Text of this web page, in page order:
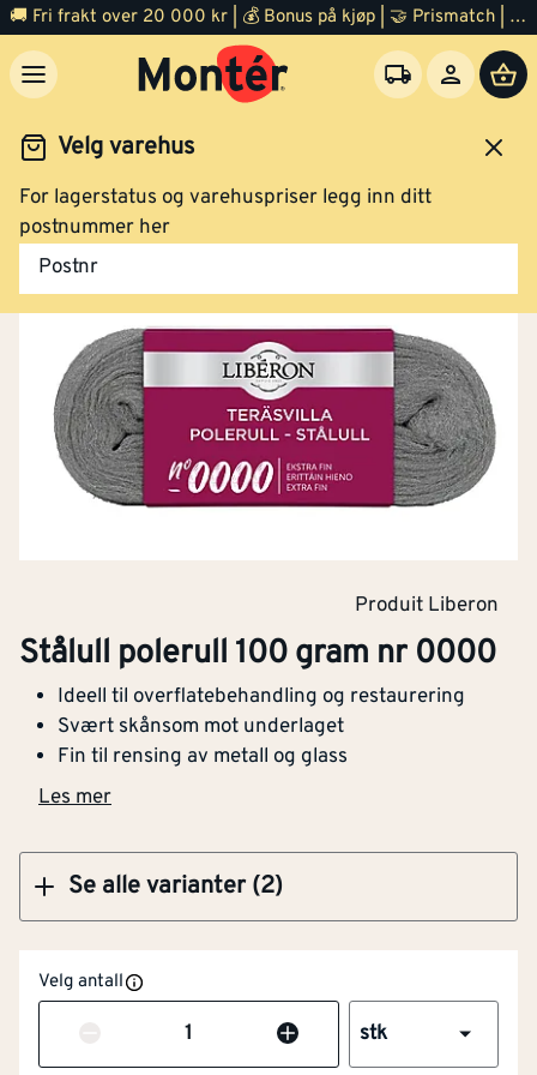
🚚 Fri frakt over 20 000 kr | 💰 Bonus på kjøp | 🤝 Prismatch | ⭐ 100% fornøyd garanti | 🏪 140 byggevarehus
Velg varehus
For lagerstatus og varehuspriser legg inn ditt
postnummer her
Postnr
Maling Maleutstyr
Produit Liberon
Stålull polerull 100 gram nr 0000
Ideell til overflatebehandling og restaurering
Svært skånsom mot underlaget
Fin til rensing av metall og glass
Les mer
Se alle varianter (2)
Stålull 100 gram nr 0000
Klikk og hent
Velg antall
Antall stk